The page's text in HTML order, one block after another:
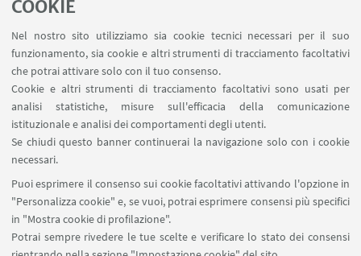
COOKIE
Nel nostro sito utilizziamo sia cookie tecnici necessari per il suo
funzionamento, sia cookie e altri strumenti di tracciamento facoltativi
che potrai attivare solo con il tuo consenso.
Cookie e altri strumenti di tracciamento facoltativi sono usati per
analisi statistiche, misure sull'efficacia della comunicazione
istituzionale e analisi dei comportamenti degli utenti.
Se chiudi questo banner continuerai la navigazione solo con i cookie
necessari.
Puoi esprimere il consenso sui cookie facoltativi attivando l'opzione in
"Personalizza cookie" e, se vuoi, potrai esprimere consensi più specifici
in "Mostra cookie di profilazione".
Potrai sempre rivedere le tue scelte e verificare lo stato dei consensi
Convegni
Accedi alla pagina dei convegni
Cicli
accedi alla pagina dei cicli di incontri